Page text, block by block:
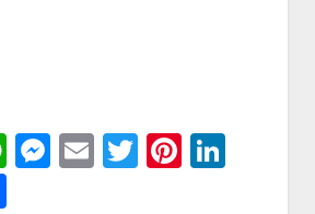
WhatsApp
Messenger
EmailTwitter